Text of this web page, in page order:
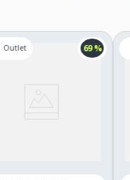
69 %